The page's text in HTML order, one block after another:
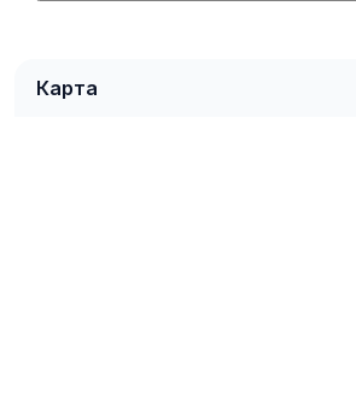
Карта